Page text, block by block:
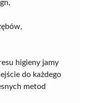
higieny jamy
do każdego
metod